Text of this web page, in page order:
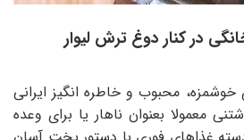
در کنار دوغ ترش لیوار
محبوب و خاطره انگیز ایرانی
معمولا بعنوان ناهار یا برای وعده